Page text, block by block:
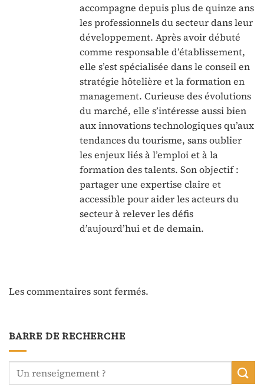
accompagne depuis plus de quinze ans
les professionnels du secteur dans leur
développement. Après avoir débuté
comme responsable d’établissement,
elle s’est spécialisée dans le conseil en
stratégie hôtelière et la formation en
management. Curieuse des évolutions
du marché, elle s’intéresse aussi bien
aux innovations technologiques qu’aux
tendances du tourisme, sans oublier
les enjeux liés à l’emploi et à la
formation des talents. Son objectif :
partager une expertise claire et
accessible pour aider les acteurs du
secteur à relever les défis
d’aujourd’hui et de demain.
Les commentaires sont fermés.
BARRE DE RECHERCHE